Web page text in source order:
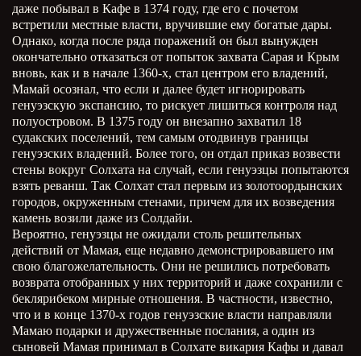
даже побывал в Кафе в 1374 году, где его с почетом
встретили местные власти, вручившие ему богатые дары.
Однако, когда после ряда поражений он был вынужден
окончательно отказаться от попыток захвата Сарая и Крым
вновь, как и в начале 1360-х, стал центром его владений,
Мамай осознал, что если и далее будет игнорировать
генуэзскую экспансию, то рискует лишиться контроля над
полуостровом. В 1375 году он внезапно захватил 18
судакских поселений, тем самым отодвинув границы
генуэзских владений. Более того, он отдал приказ возвести
стены вокруг Солхата на случай, если генуэзцы попытаются
взять реванш. Так Солхат стал первым из золотоордынских
городов, окруженным стенами, причем для их возведения
камень возили даже из Солдайи.
Вероятно, генуэзцы не ожидали столь решительных
действий от Мамая, еще недавно демонстрировавшего им
свою благожелательность. Они не решились потребовать
возврата отобранных у них территорий и даже сохранили с
беклярибеком мирные отношения. В частности, известно,
что и в конце 1370-х годов генуэзские власти направляли
Мамаю подарки и дружественные послания, а один из
сыновей Мамая принимал в Солхате викария Кафы и давал